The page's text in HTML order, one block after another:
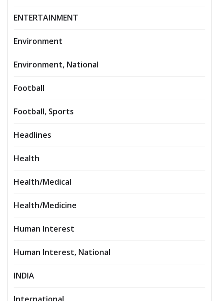
ENTERTAINMENT
Environment
Environment, National
Football
Football, Sports
Headlines
Health
Health/Medical
Health/Medicine
Human Interest
Human Interest, National
INDIA